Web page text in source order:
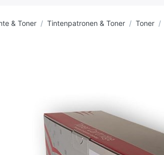
& Toner Tintenpatronen & Toner Toner